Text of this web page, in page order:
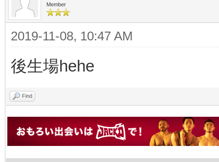
Member
2019-11-08, 10:47 AM
後生場hehe
Find